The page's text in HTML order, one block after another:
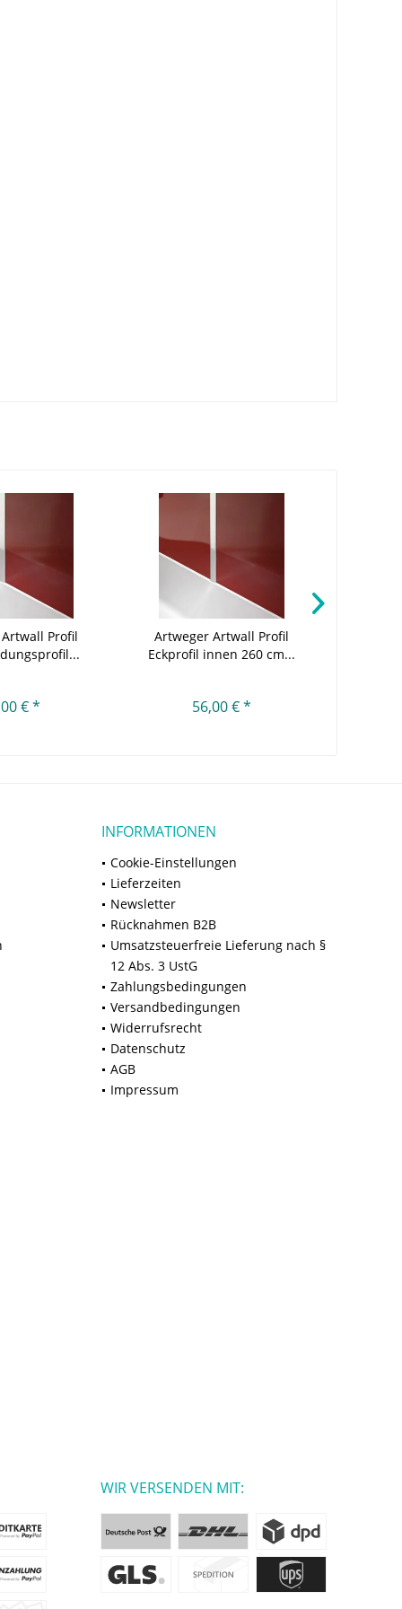
Profil
€ *
Artweger Artwall Profil
Eckprofil innen 260 cm...
56,00 € *
INFORMATIONEN
Cookie-Einstellungen
Lieferzeiten
Newsletter
Rücknahmen B2B
Umsatzsteuerfreie Lieferung nach §
12 Abs. 3 UstG
Zahlungsbedingungen
Versandbedingungen
Widerrufsrecht
Datenschutz
AGB
Impressum
WIR VERSENDEN MIT: